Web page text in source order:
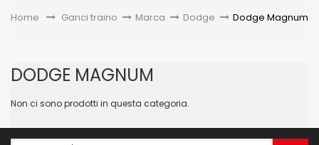
Home &gt;Ganci traino > Marca > Dodge > Dodge Magnum
DODGE MAGNUM
Non ci sono prodotti in questa categoria.